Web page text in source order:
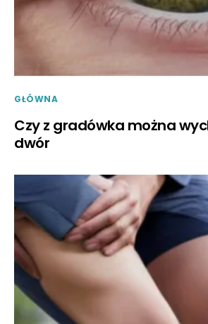
GŁÓWNA
Czy z gradówka można
dwór